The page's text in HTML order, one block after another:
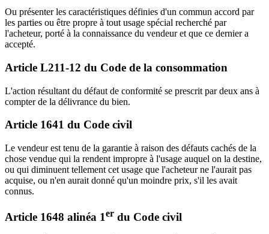
Ou présenter les caractéristiques définies d'un commun accord par
les parties ou être propre à tout usage spécial recherché par
l'acheteur, porté à la connaissance du vendeur et que ce dernier a
accepté.
Article L211-12 du Code de la consommation
L'action résultant du défaut de conformité se prescrit par deux ans à
compter de la délivrance du bien.
Article 1641 du Code civil
Le vendeur est tenu de la garantie à raison des défauts cachés de la
chose vendue qui la rendent impropre à l'usage auquel on la destine,
ou qui diminuent tellement cet usage que l'acheteur ne l'aurait pas
acquise, ou n'en aurait donné qu'un moindre prix, s'il les avait
connus.
Article 1648 alinéa 1er du Code civil